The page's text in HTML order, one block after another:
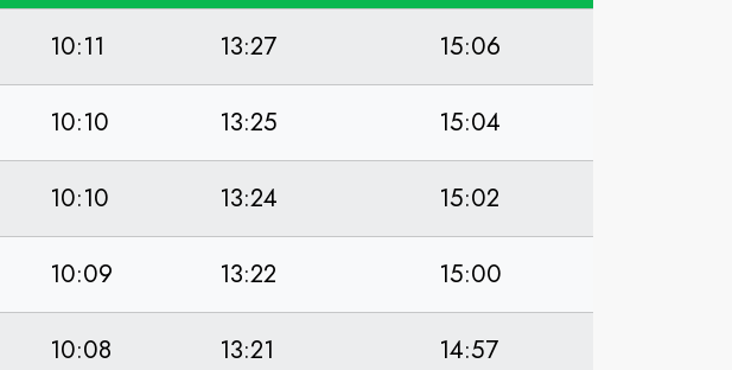
10:11 13:27 15:06
10:10 13:25 15:04
10:10 13:24 15:02
10:09 13:22 15:00
10:08 13:21 14:57